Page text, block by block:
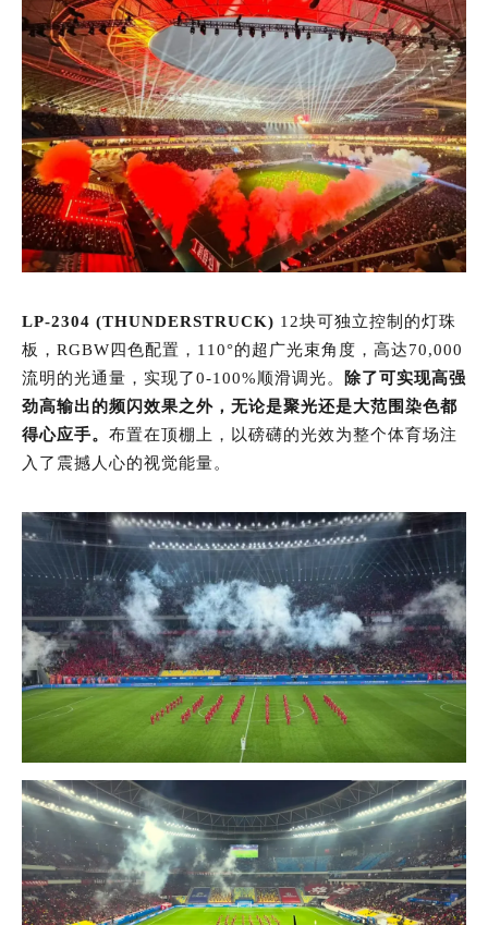
LP-2304 (THUNDERSTRUCK) 12块可独立控制的灯珠
板，RGBW四色配置，110°的超广光束角度，高达70,000
流明的光通量，实现了0-100%顺滑调光。
除了可实现高强
劲高输出的频闪效果之外，无论是聚光还是大范围染色都
得心应手。 布置在顶棚上，以磅礴的光效为整个体育场注
入了震撼人心的视觉能量。